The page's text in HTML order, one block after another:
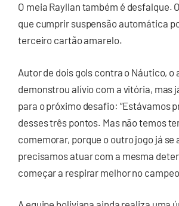
O meia Rayllan também é desfalque.
que cumprir suspensão automática
terceiro cartão amarelo.
Autor de dois gols contra o Náutico, o
demonstrou alívio com a vitória, mas
para o próximo desafio: “Estávamos
desses três pontos. Mas não temos
comemorar, porque o outro jogo já se
precisamos atuar com a mesma
começar a respirar melhor no